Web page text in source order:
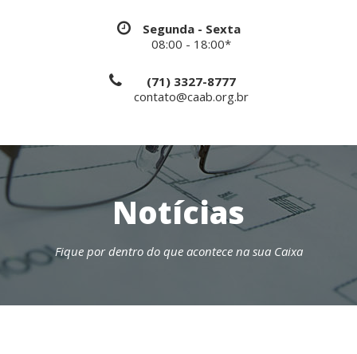
Segunda - Sexta
08:00 - 18:00*
(71) 3327-8777
contato@caab.org.br
Notícias
Fique por dentro do que acontece na sua Caixa